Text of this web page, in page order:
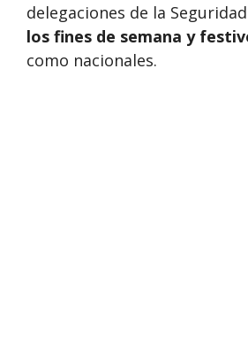
delegaciones de la
los fines de semana y
como nacionales.